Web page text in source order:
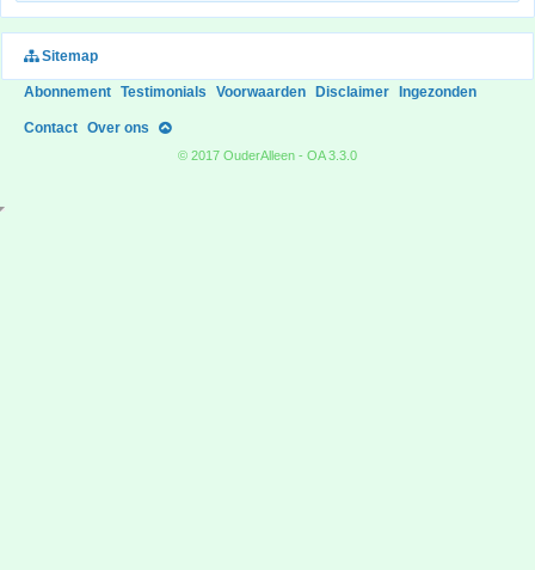
Sitemap
Abonnement Testimonials Voorwaarden Disclaimer Ingezonden
Contact Over ons
© 2017 OuderAlleen - OA 3.3.0